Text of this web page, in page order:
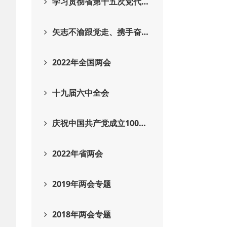
矢志不渝跟党走、携手奋…
2022年全国两会
十九届六中全会
庆祝中国共产党成立100…
2022年省两会
2019年两会专题
2018年两会专题